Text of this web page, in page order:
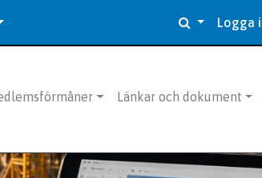
Logga
Länkar och dokument